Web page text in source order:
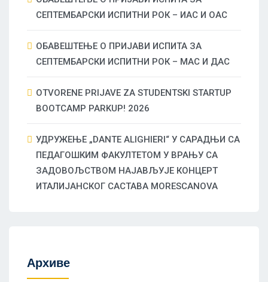
СЕПТЕМБАРСКИ ИСПИТНИ РОК – ИАС И ОАС
ОБАВЕШТЕЊЕ О ПРИЈАВИ ИСПИТА ЗА
СЕПТЕМБАРСКИ ИСПИТНИ РОК – МАС И ДАС
OTVORENE PRIJAVE ZA STUDENTSKI STARTUP
BOOTCAMP PARKUP! 2026
УДРУЖЕЊЕ „DANTE ALIGHIERI“ У САРАДЊИ СА
ПЕДАГОШКИМ ФАКУЛТЕТОМ У ВРАЊУ СА
ЗАДОВОЉСТВОМ НАЈАВЉУЈЕ КОНЦЕРТ
ИТАЛИЈАНСКОГ САСТАВА MORESCANOVA
Архиве